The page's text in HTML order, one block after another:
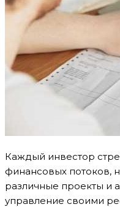
Каждый инвестор
финансовых потоков,
различные проекты и
управление своими